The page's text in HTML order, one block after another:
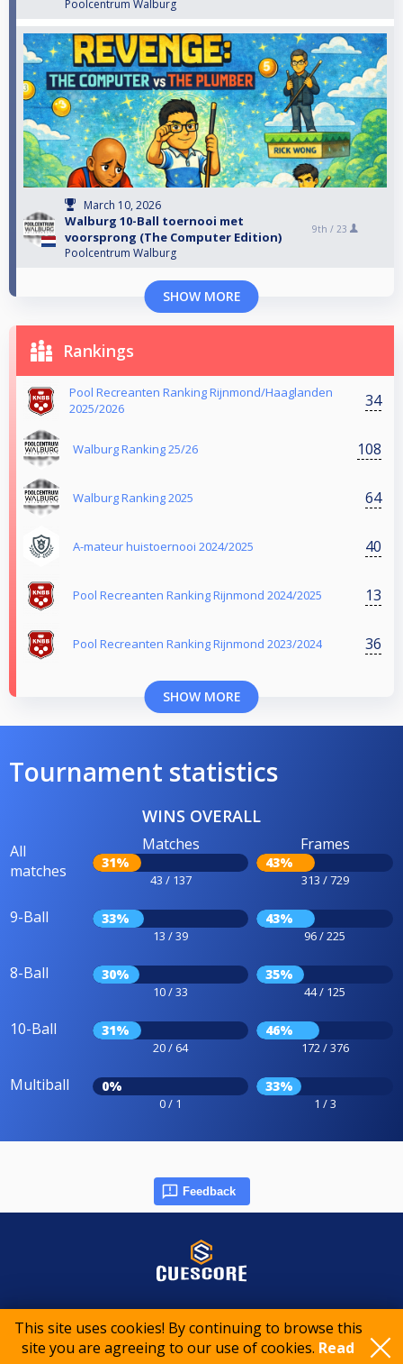
This site uses cookies! By continuing to browse this
site you are agreeing to our use of cookies. Read
Poolcentrum Walburg
March 10, 2026
Walburg 10-Ball toernooi met
voorsprong (The Computer Edition)
Poolcentrum Walburg
9th / 23
SHOW MORE
Rankings
Pool Recreanten Ranking Rijnmond/Haaglanden
2025/2026
34
Walburg Ranking 25/26 108
Walburg Ranking 2025 64
A-mateur huistoernooi 2024/2025 40
Pool Recreanten Ranking Rijnmond 2024/2025 13
Pool Recreanten Ranking Rijnmond 2023/2024 36
SHOW MORE
Tournament statistics
WINS OVERALL
All
matches
Matches
31%
43 / 137
Frames
43%
313 / 729
9-Ball 33%
13 / 39
43%
96 / 225
8-Ball 30%
10 / 33
35%
44 / 125
10-Ball 31%
20 / 64
46%
172 / 376
Multiball 0%
0 / 1
33%
1 / 3
Feedback
© 2015-2026 CueScore International